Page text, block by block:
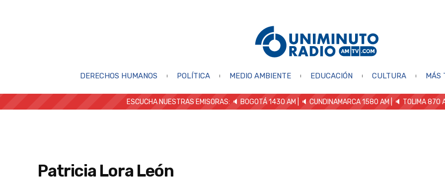
DERECHOS HUMANOS POLÍTICA MEDIO AMBIENTE EDUCACIÓN CULTURA MÁS
ESCUCHA NUESTRAS EMISORAS: 🔈 BOGOTÁ 1430 AM | 🔈 CUNDINAMARCA 1580 AM | 🔈 TOLIMA 870
Patricia Lora León